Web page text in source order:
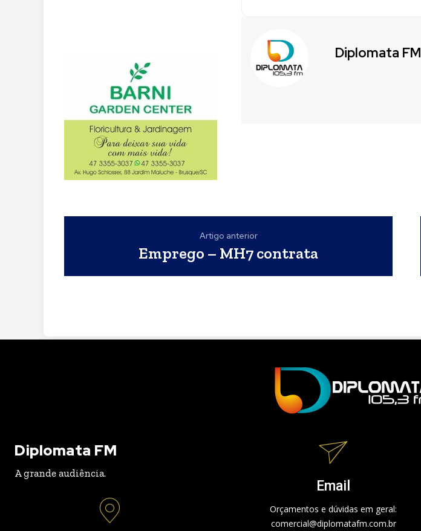
Diplomata FM
Artigo anterior
Emprego – MH7 contrata
Diplomata FM
A grande audiência.
Email
Orçamentos e dúvidas em geral:
comercial@diplomatafm.com.br